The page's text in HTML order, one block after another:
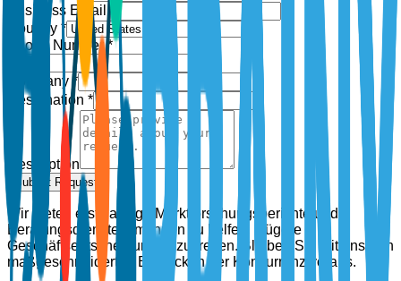
Business Email *
Country *
Phone Number *
Company *
Designation *
Description
Submit Request
Wir bieten erstklassige Marktforschungsberichte und
Beratungsdienste, um Ihnen zu helfen, klügere
Geschäftsentscheidungen zu treffen. Bleiben Sie mit unseren
maßgeschneiderten Einblicken der Konkurrenz voraus.